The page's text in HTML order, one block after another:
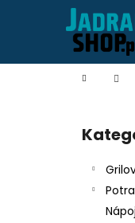
Home
Pominąć
kategorie
z
powrotem
powrotem